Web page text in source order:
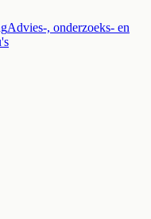
Advies-, onderzoeks- en